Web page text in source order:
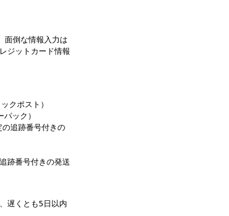
面倒な情報入力は
ジットカード情報
クポスト）
ック）
追跡番号付きの
跡番号付きの発送
遅くとも5日以内